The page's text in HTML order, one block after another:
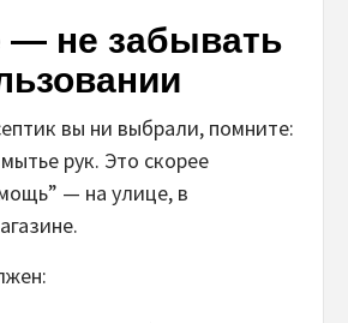
— не забывать
вы ни выбрали, помните:
рук. Это скорее
— на улице, в